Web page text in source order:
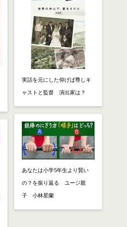
実話を元にした仰げば尊しキ
ャストと監督 演出家は？
あなたは小学5年生より賢い
の？を振り返る ユージ親
子 小林星蘭